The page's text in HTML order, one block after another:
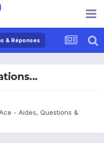
& Réponses
- Aides, Questions &